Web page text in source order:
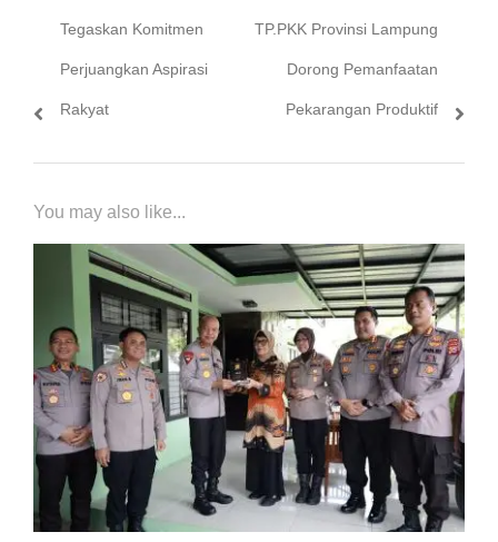
Tegaskan Komitmen
Perjuangkan Aspirasi
Rakyat
TP.PKK Provinsi Lampung
Dorong Pemanfaatan
Pekarangan Produktif
You may also like...